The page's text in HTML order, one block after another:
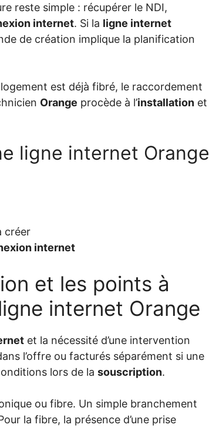
reste simple : récupérer le NDI,
internet. Si la ligne internet
de création implique la planification
est déjà fibré, le raccordement
Orange procède à l’installation et
ligne internet Orange
créer
internet
et les points à
internet Orange
et la nécessité d’une intervention
l’offre ou facturés séparément si une
lors de la souscription.
ou fibre. Un simple branchement
la fibre, la présence d’une prise